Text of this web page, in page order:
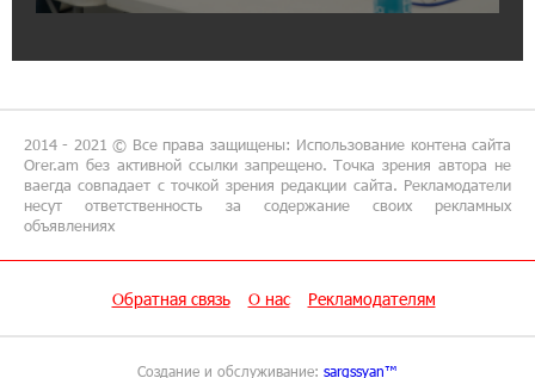
17:24:27 8-07-2026
Idram - главный партнер ежегодной
конференции «На пути к осознанному
воспитанию детей 2026»
16:39:41 8-07-2026
2014 - 2021 © Все права защищены: Использование контена сайта
Orer.am без активной ссылки запрещено. Точка зрения автора не
ваегда совпадает с точкой зрения редакции сайта. Рекламодатели
несут ответственность за содержание своих рекламных
объявлениях
Обратная связь О нас Рекламодателям
Создание и обслуживание: sargssyan™